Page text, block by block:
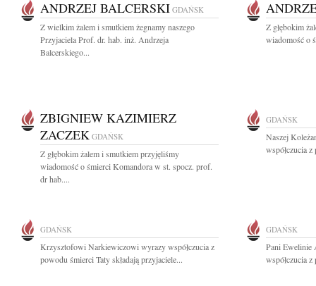
ANDRZEJ BALCERSKI GDAŃSK
Z wielkim żalem i smutkiem żegnamy naszego
Przyjaciela Prof. dr. hab. inż. Andrzeja
Balcerskiego...
Z głębokim
wiadomość o
ZBIGNIEW KAZIMIERZ
ZACZEK GDAŃSK
Z głębokim żalem i smutkiem przyjęliśmy
wiadomość o śmierci Komandora w st. spocz. prof.
dr hab....
GDAŃSK
Naszej
współczucia
GDAŃSK
Krzysztofowi Narkiewiczowi wyrazy współczucia z
powodu śmierci Taty składają przyjaciele...
GDAŃSK
Pani Ewelinie
współczucia